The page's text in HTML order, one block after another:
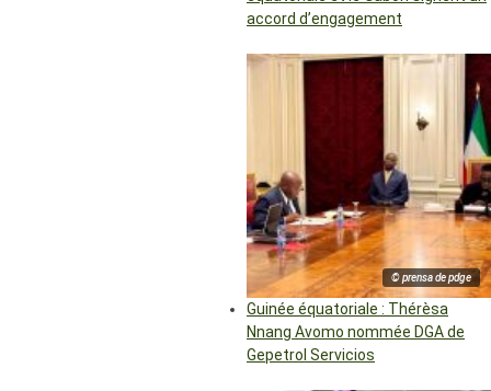
accord d’engagement
© prensa de pdge
Guinée équatoriale : Thérèsa
Nnang Avomo nommée DGA de
Gepetrol Servicios